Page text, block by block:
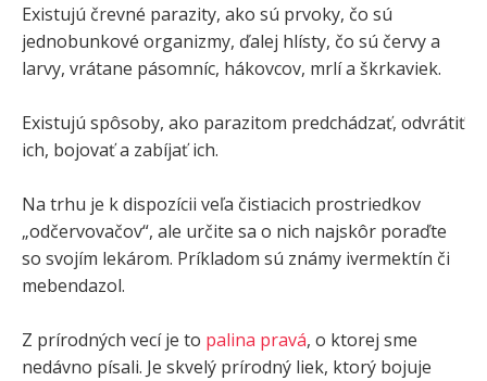
Existujú črevné parazity, ako sú prvoky, čo sú
jednobunkové organizmy, ďalej hlísty, čo sú červy a
larvy, vrátane pásomníc, hákovcov, mrlí a škrkaviek.
Existujú spôsoby, ako parazitom predchádzať, odvrátiť
ich, bojovať a zabíjať ich.
Na trhu je k dispozícii veľa čistiacich prostriedkov
„odčervovačov“, ale určite sa o nich najskôr poraďte
so svojím lekárom. Príkladom sú známy ivermektín či
mebendazol.
Z prírodných vecí je to palina pravá, o ktorej sme
nedávno písali. Je skvelý prírodný liek, ktorý bojuje